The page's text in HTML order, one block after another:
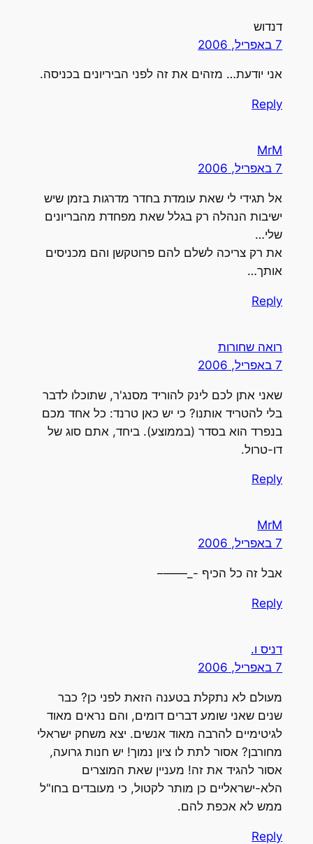
דנדוש
7 באפריל, 2006
אני יודעת… מזהים את זה לפני הביריונים בכניסה.
Reply
MrM
7 באפריל, 2006
אל תגידי לי שאת עומדת בחדר מדרגות בזמן שיש
ישיבות הנהלה רק בגלל שאת מפחדת מהבריונים
שלי…
את רק צריכה לשלם להם פרוטקשן והם מכניסים
אותך…
Reply
רואה שחורות
7 באפריל, 2006
שאני אתן לכם לינק להוריד מסנג'ר, שתוכלו לדבר
בלי להטריד אותנו? כי יש כאן טרנד: כל אחד מכם
בנפרד הוא בסדר (בממוצע). ביחד, אתם סוג של
דו-טרול.
Reply
MrM
7 באפריל, 2006
אבל זה כל הכיף -_——–
Reply
דניס ו.
7 באפריל, 2006
מעולם לא נתקלת בטענה הזאת לפני כן? כבר
שנים שאני שומע דברים דומים, והם נראים מאוד
לגיטימיים להרבה מאוד אנשים. יצא משחק ישראלי
מחורבן? אסור לתת לו ציון נמוך! יש חנות גרועה,
אסור להגיד את זה! מעניין שאת המוצרים
הלא-ישראליים כן מותר לקטול, כי מעובדים בחו"ל
ממש לא אכפת להם.
Reply